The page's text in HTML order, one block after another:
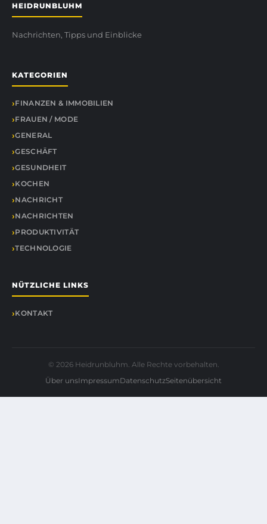
HEIDRUNBLUHM
Nachrichten, Tipps und Einblicke
KATEGORIEN
FINANZEN & IMMOBILIEN
FRAUEN / MODE
GENERAL
GESCHÄFT
GESUNDHEIT
KOCHEN
NACHRICHT
NACHRICHTEN
PRODUKTIVITÄT
TECHNOLOGIE
NÜTZLICHE LINKS
KONTAKT
© 2026 Heidrunbluhm. Alle Rechte vorbehalten.
Über unsImpressumDatenschutzSeitenübersicht